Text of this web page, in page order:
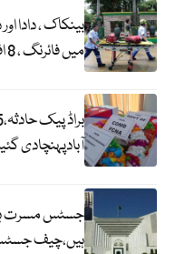
بینکاک ، دادا
میں فائرنگ ، 8 افراد ہلاک ، 14 زخمی
آبادپہنچادی
جسٹس مسرت
ہیں،چیف